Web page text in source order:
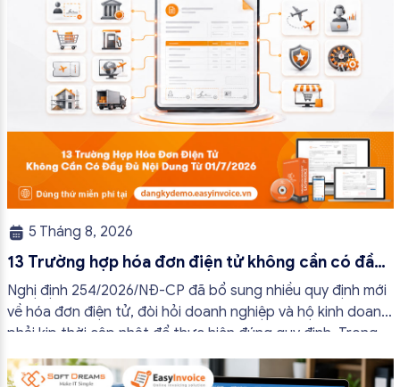
5 Tháng 8, 2026
13 Trường hợp hóa đơn điện tử không cần có đầy
đủ nội dung từ 01/7/2026
Nghị định 254/2026/NĐ-CP đã bổ sung nhiều quy định mới
về hóa đơn điện tử, đòi hỏi doanh nghiệp và hộ kinh doanh
phải kịp thời cập nhật để thực hiện đúng quy định. Trong
bài viết này, hóa đơn điện tử EasyInvoice sẽ chia sẻ 13
trường hợp hóa đơn điện tử không cần […]